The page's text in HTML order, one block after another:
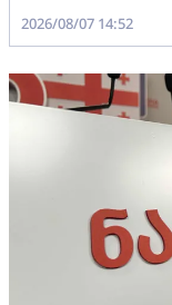
2026/08/07 14:52